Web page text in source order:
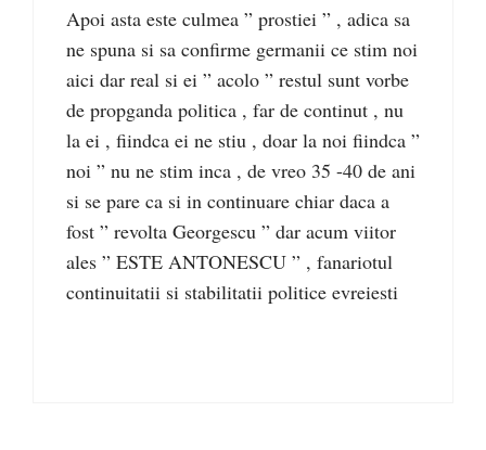
Apoi asta este culmea ” prostiei ” , adica sa
ne spuna si sa confirme germanii ce stim noi
aici dar real si ei ” acolo ” restul sunt vorbe
de propganda politica , far de continut , nu
la ei , fiindca ei ne stiu , doar la noi fiindca ”
noi ” nu ne stim inca , de vreo 35 -40 de ani
si se pare ca si in continuare chiar daca a
fost ” revolta Georgescu ” dar acum viitor
ales ” ESTE ANTONESCU ” , fanariotul
continuitatii si stabilitatii politice evreiesti